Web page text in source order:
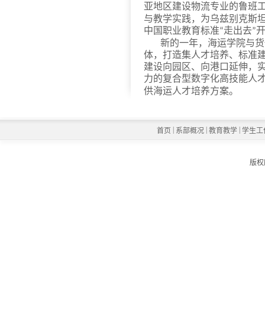
亚地区建设物流专业的鲁班
与教学实践，为乌兹别克斯
中国职业教育标准“走出去”
新的一年，海运学院与
体，打造集人才培养、标准
建设向园区、向港口延伸，
力的复合型数字化高技能人
供海运人才培养方案。
首页 系部概况 教育教学 学生
版